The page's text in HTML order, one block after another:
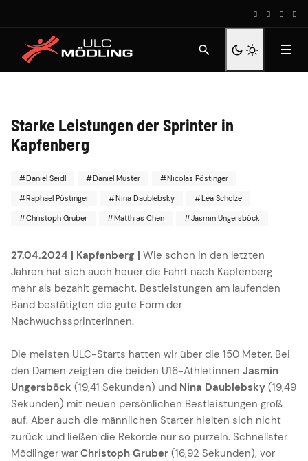
Starke Leistungen der Sprinter in
Kapfenberg
Daniel Seidl Daniel Muster Nicolas Pöstinger
Raphael Pöstinger Nina Daublebsky Lea Scholze
Christoph Gruber Matthias Chen Jasmin Ungersböck
27.04.2024 | Kapfenberg | Wie schon in den letzten
Jahren hat sich auch heuer die Fahrt nach Kapfenberg
mehr als bezahlt gemacht. Bestleistungen am laufenden
Band bestätigten die gute Form der
NachwuchssprinterInnen.
Die meisten ULC-Starts hatten wir über die 150 Meter. Bei
den Damen zeigten die beiden U16-Athletinnen Jasmin
Ungersböck (19,41 Sekunden) und Nina Daublebsky (19,49
Sekunden) mit neuen persönlichen Bestleistungen groß
auf. Aber auch die männlichen Starter hielten sich nicht
zurück und ließen die Rekorde nur so purzeln. Schnellster
Mödlinger war Christoph Gruber (16,92 Sekunden), vor